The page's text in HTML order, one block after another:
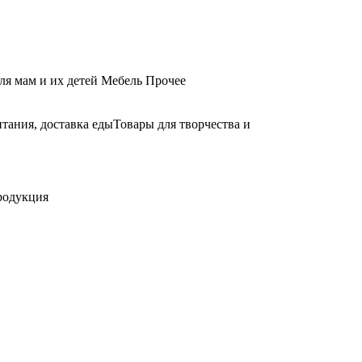
мам и их детей Мебель Прочее
доставка едыТовары для творчества и